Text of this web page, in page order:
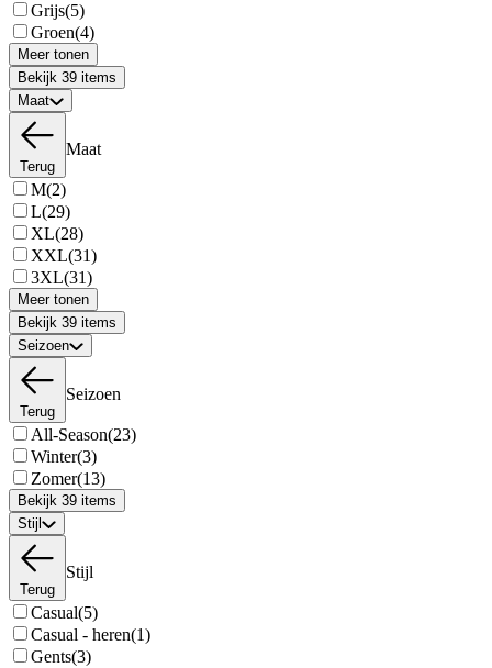
Grijs(5)
Groen(4)
Meer tonen
Bekijk 39 items
Maat
Terug
Maat
M(2)
L(29)
XL(28)
XXL(31)
3XL(31)
Meer tonen
Bekijk 39 items
Seizoen
Terug
Seizoen
All-Season(23)
Winter(3)
Zomer(13)
Bekijk 39 items
Stijl
Terug
Stijl
Casual(5)
Casual - heren(1)
Gents(3)